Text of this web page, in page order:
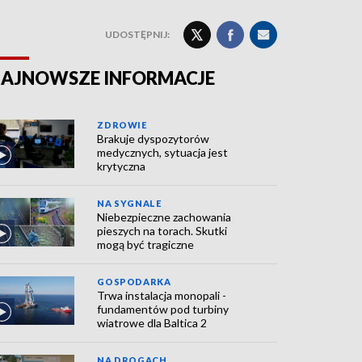
UDOSTĘPNIJ:
INFORMACJE
ZDROWIE
Brakuje dyspozytorów
medycznych, sytuacja jest
krytyczna
NA SYGNALE
Niebezpieczne zachowania
pieszych na torach. Skutki
mogą być tragiczne
GOSPODARKA
Trwa instalacja monopali -
fundamentów pod turbiny
wiatrowe dla Baltica 2